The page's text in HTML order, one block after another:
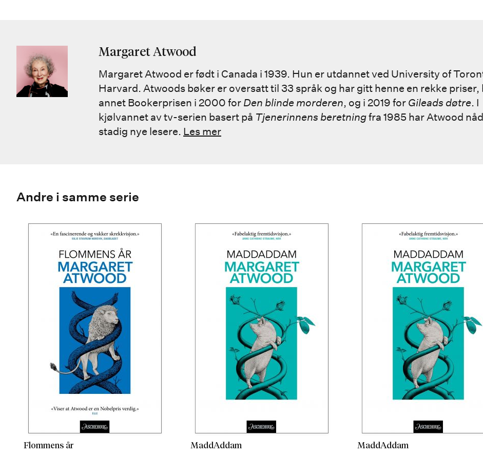
Margaret Atwood
Margaret Atwood er født i Canada i 1939. Hun er utdannet ved University of
Harvard. Atwoods bøker er oversatt til 33 språk og har gitt henne en rekke priser,
annet Bookerprisen i 2000 for Den blinde morderen, og i 2019 for Gileads døtre. I
kjølvannet av tv-serien basert på Tjenerinnens beretningfra 1985 har Atwood
stadig nye lesere. Les mer
Andre i samme serie
Flommens år MaddAddam MaddAddam